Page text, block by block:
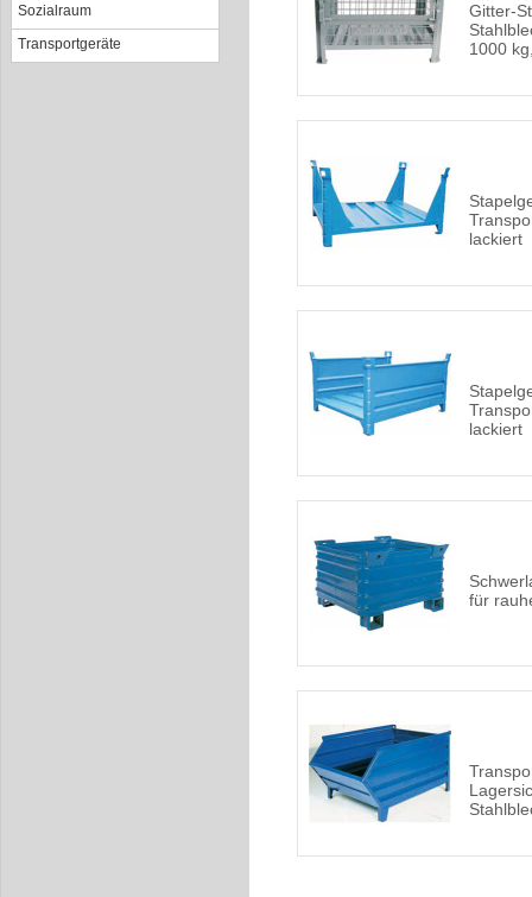
Sozialraum
Transportgeräte
Gitter-
1000
lackiert
lackiert
für